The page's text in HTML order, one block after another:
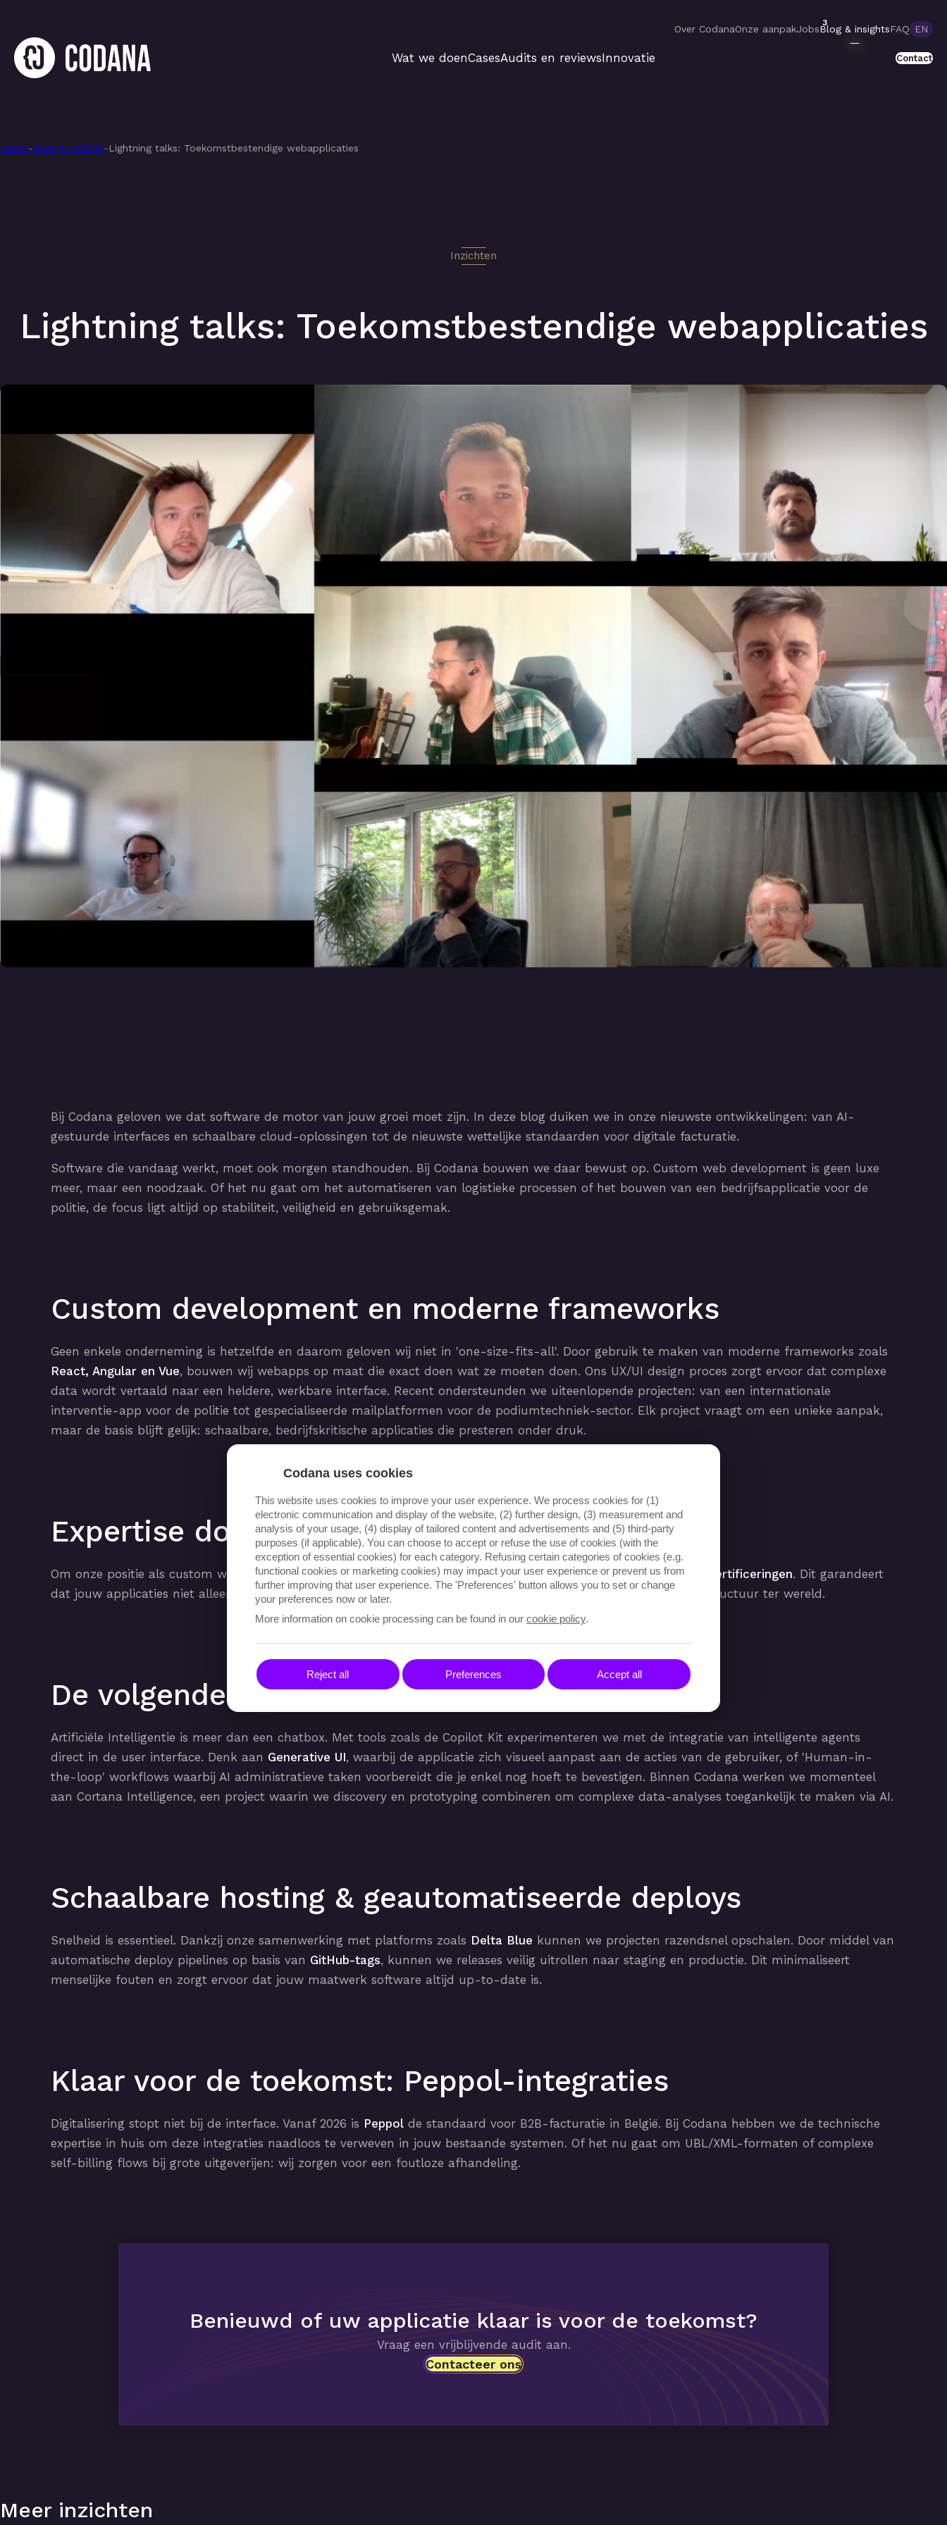
Over CodanaOnze aanpakJobs
3
Blog & insightsFAQ EN
Wat we doenCasesAudits en reviewsInnovatie Contact
Home-Blog & insights-Lightning talks: Toekomstbestendige webapplicaties
Inzichten
Lightning talks: Toekomstbestendige webapplicaties
Bij Codana geloven we dat software de motor van jouw groei moet zijn. In deze blog duiken we in onze nieuwste ontwikkelingen: van AI-
gestuurde interfaces en schaalbare cloud-oplossingen tot de nieuwste wettelijke standaarden voor digitale facturatie.
Software die vandaag werkt, moet ook morgen standhouden. Bij Codana bouwen we daar bewust op. Custom web development is geen luxe
meer, maar een noodzaak. Of het nu gaat om het automatiseren van logistieke processen of het bouwen van een bedrijfsapplicatie voor de
politie, de focus ligt altijd op stabiliteit, veiligheid en gebruiksgemak.
Custom development en moderne frameworks
Geen enkele onderneming is hetzelfde en daarom geloven wij niet in 'one-size-fits-all'. Door gebruik te maken van moderne frameworks zoals
React, Angular en Vue, bouwen wij webapps op maat die exact doen wat ze moeten doen. Ons UX/UI design proces zorgt ervoor dat complexe
data wordt vertaald naar een heldere, werkbare interface. Recent ondersteunden we uiteenlopende projecten: van een internationale
interventie-app voor de politie tot gespecialiseerde mailplatformen voor de podiumtechniek-sector. Elk project vraagt om een unieke aanpak,
maar de basis blijft gelijk: schaalbare, bedrijfskritische applicaties die presteren onder druk.
Expertise door certificering
Om onze positie als custom web development expert te verstevigen, investeert ons team volop inGoogle Cloud-certificeringen. Dit garandeert
dat jouw applicaties niet alleen goed gebouwd zijn, maar ook draaien op de meest betrouwbare en veilige infrastructuur ter wereld.
De volgende stap: AI-agents in de frontend
Artificiële Intelligentie is meer dan een chatbox. Met tools zoals de Copilot Kit experimenteren we met de integratie van intelligente agents
direct in de user interface. Denk aan Generative UI, waarbij de applicatie zich visueel aanpast aan de acties van de gebruiker, of 'Human-in-
the-loop' workflows waarbij AI administratieve taken voorbereidt die je enkel nog hoeft te bevestigen. Binnen Codana werken we momenteel
aan Cortana Intelligence, een project waarin we discovery en prototyping combineren om complexe data-analyses toegankelijk te maken via AI.
Schaalbare hosting & geautomatiseerde deploys
Snelheid is essentieel. Dankzij onze samenwerking met platforms zoals Delta Blue kunnen we projecten razendsnel opschalen. Door middel van
automatische deploy pipelines op basis van GitHub-tags, kunnen we releases veilig uitrollen naar staging en productie. Dit minimaliseert
menselijke fouten en zorgt ervoor dat jouw maatwerk software altijd up-to-date is.
Klaar voor de toekomst: Peppol-integraties
Digitalisering stopt niet bij de interface. Vanaf 2026 is Peppol de standaard voor B2B-facturatie in België. Bij Codana hebben we de technische
expertise in huis om deze integraties naadloos te verweven in jouw bestaande systemen. Of het nu gaat om UBL/XML-formaten of complexe
self-billing flows bij grote uitgeverijen: wij zorgen voor een foutloze afhandeling.
Benieuwd of uw applicatie klaar is voor de toekomst?
Vraag een vrijblijvende audit aan.
Contacteer ons
Meer inzichten
Codana uses cookies
This website uses cookies to improve your user experience. We process cookies for (1)
electronic communication and display of the website, (2) further design, (3) measurement and
analysis of your usage, (4) display of tailored content and advertisements and (5) third-party
purposes (if applicable). You can choose to accept or refuse the use of cookies (with the
exception of essential cookies) for each category. Refusing certain categories of cookies (e.g.
functional cookies or marketing cookies) may impact your user experience or prevent us from
further improving that user experience. The 'Preferences' button allows you to set or change
your preferences now or later.
More information on cookie processing can be found in our cookie policy.
Reject all Preferences Accept all